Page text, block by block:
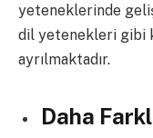
yeteneklerinde
dil yetenekleri gibi
ayrılmaktadır.
Daha